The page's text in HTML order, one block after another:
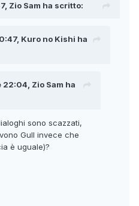
Zio Sam ha scritto:
Kuro no Kishi ha
Zio Sam ha
sono scazzati,
Gull invece che
è uguale)?